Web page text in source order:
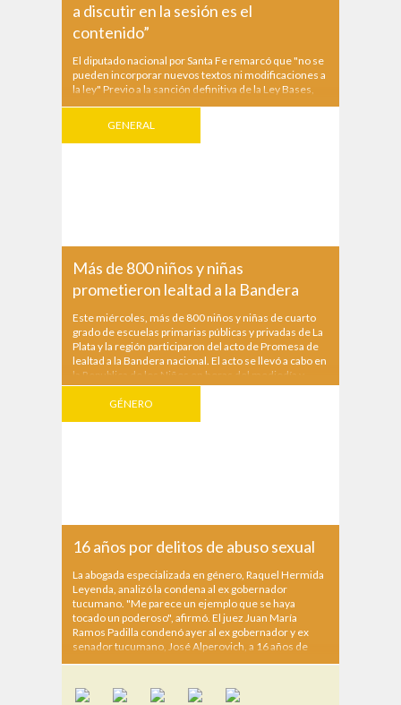
a discutir en la sesión es el
contenido”
El diputado nacional por Santa Fe remarcó que "no se
pueden incorporar nuevos textos ni modificaciones a
la ley" Previo a la sanción definitiva de la Ley Bases,
el diputado nacional por Santa Fe de Coalición Federal
no se pueden incorporar...
GENERAL
Más de 800 niños y niñas
prometieron lealtad a la Bandera
Este miércoles, más de 800 niños y niñas de cuarto
grado de escuelas primarias públicas y privadas de La
Plata y la región participaron del acto de Promesa de
lealtad a la Bandera nacional. El acto se llevó a cabo en
la Republica de los Niños en horas del mediodía y
estuvieron presentes el...
GÉNERO
16 años por delitos de abuso sexual
La abogada especializada en género, Raquel Hermida
Leyenda, analizó la condena al ex gobernador
tucumano. "Me parece un ejemplo que se haya
tocado un poderoso", afirmó. El juez Juan María
Ramos Padilla condenó ayer al ex gobernador y ex
senador tucumano, José Alperovich, a 16 años de
prisión...